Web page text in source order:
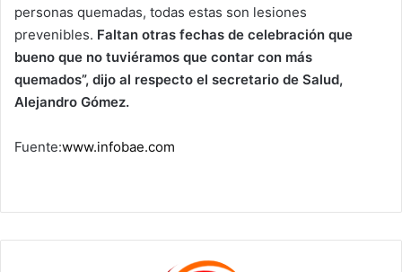
personas quemadas, todas estas son lesiones
prevenibles. Faltan otras fechas de celebración que
bueno que no tuviéramos que contar con más
quemados”, dijo al respecto el secretario de Salud,
Alejandro Gómez.
Fuente:www.infobae.com